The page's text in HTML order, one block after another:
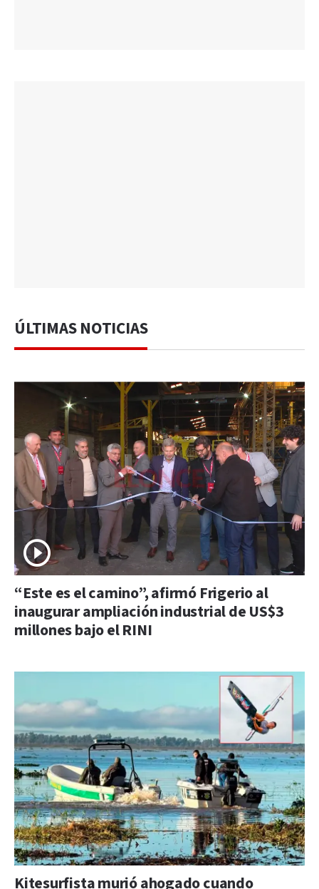
ÚLTIMAS NOTICIAS
“Este es el camino”, afirmó Frigerio al
inaugurar ampliación industrial de US$3
millones bajo el RINI
Kitesurfista murió ahogado cuando